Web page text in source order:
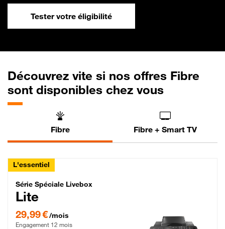
Tester votre éligibilité
Découvrez vite si nos offres Fibre
sont disponibles chez vous
Fibre Fibre + Smart TV
L'essentiel
Série Spéciale Livebox Lite Fibre
Série Spéciale Livebox
Lite
29,99 €/mois
Engagement 12 mois